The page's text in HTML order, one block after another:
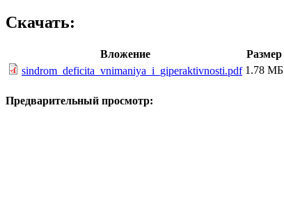
Скачать:
Вложение
Размер
sindrom_deficita_vnimaniya_i_giperaktivnosti.pdf 1.78 МБ
Предварительный просмотр: